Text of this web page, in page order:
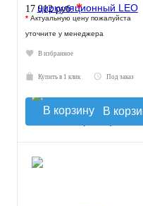
17 912 руб.*
* Актуальную цену пожалуйста
уточните у менеджера
В избранное
Купить в 1 клик Под заказ
В